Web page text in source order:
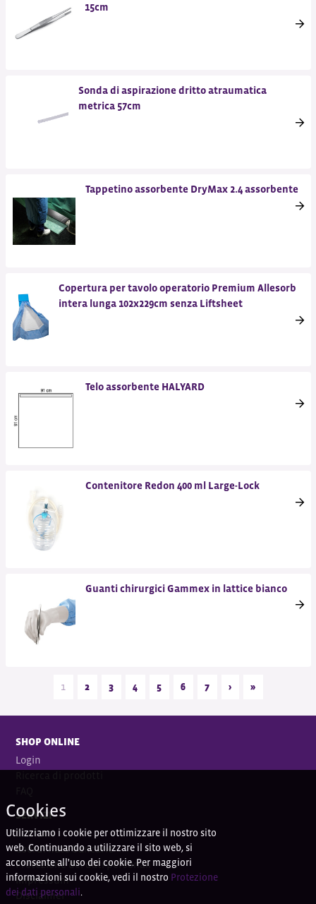
15cm
Sonda di aspirazione dritto atraumatica
metrica 57cm
Tappetino assorbente DryMax 2.4 assorbente
Copertura per tavolo operatorio Premium Allesorb
intera lunga 102x229cm senza Liftsheet
Telo assorbente HALYARD
Contenitore Redon 400 ml Large-Lock
Guanti chirurgici Gammex in lattice bianco
1 2 3 4 5 6 7 › »
SHOP ONLINE
Login
SERVIZI
Contatti
Coordinate bancarie
Protezione dei dati personali
Impressum
Disclaimer
Cookies
Utilizziamo i cookie per ottimizzare il nostro sito
web. Continuando a utilizzare il sito web, si
acconsente all'uso dei cookie. Per maggiori
informazioni sui cookie, vedi il nostro Protezione
dei dati personali.